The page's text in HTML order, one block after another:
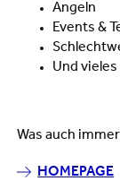
Angeln
Events &
Und
Was auch
HOMEPAGE